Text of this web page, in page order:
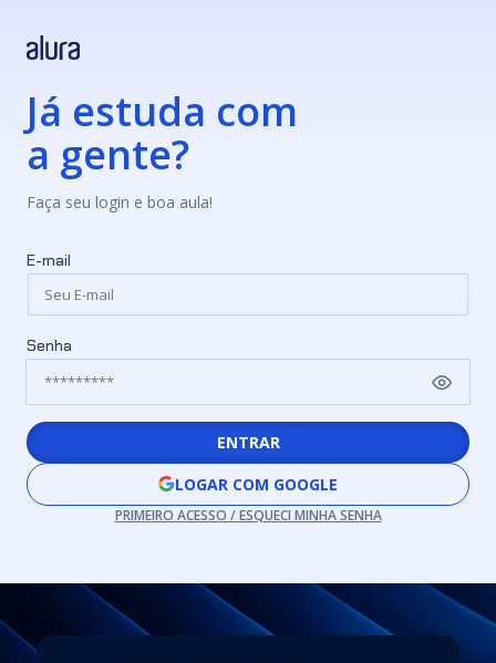
Já estuda com
a gente?
Faça seu login e boa aula!
E-mail
Senha
ENTRAR
LOGAR COM GOOGLE
PRIMEIRO ACESSO / ESQUECI MINHA SENHA